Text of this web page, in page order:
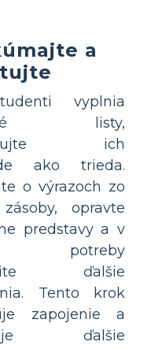
a
vyplnia
listy,
ich
ako trieda.
o výrazoch zo
opravte
predstavy a v
potreby
ďalšie
Tento krok
zapojenie a
ďalšie